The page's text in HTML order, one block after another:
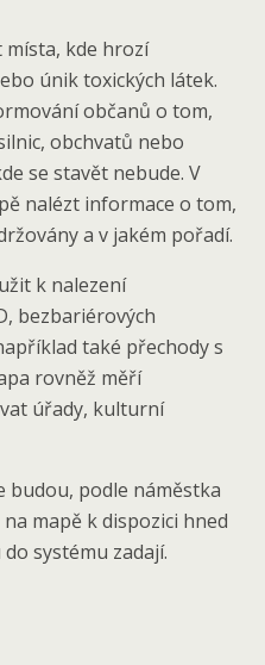
místa, kde hrozí
únik toxických látek.
občanů o tom,
obchvatů nebo
se stavět nebude. V
nalézt informace o tom,
a v jakém pořadí.
k nalezení
bezbariérových
také přechody s
rovněž měří
úřady, kulturní
budou, podle náměstka
mapě k dispozici hned
systému zadají.